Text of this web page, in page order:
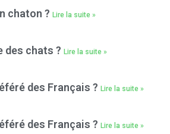
chaton ? Lire la suite »
des chats ? Lire la suite »
des Français ? Lire la suite »
des Français ? Lire la suite »